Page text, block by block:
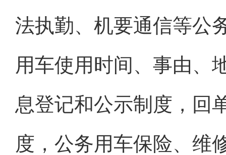
法执勤、机要通信等公
用车使用时间、事由、
息登记和公示制度，回
度，公务用车保险、维